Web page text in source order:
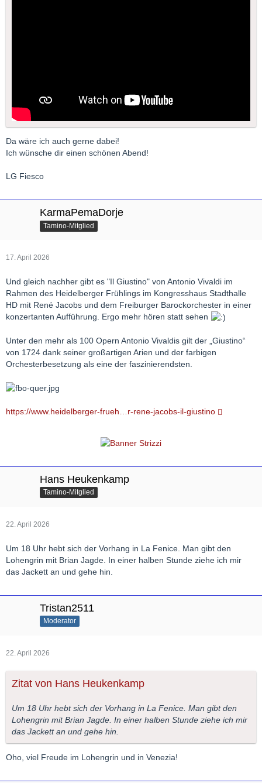
Da wäre ich auch gerne dabei!
Ich wünsche dir einen schönen Abend!
LG Fiesco
KarmaPemaDorje
Tamino-Mitglied
17. April 2026
Und gleich nachher gibt es "Il Giustino" von Antonio Vivaldi im
Rahmen des Heidelberger Frühlings im Kongresshaus Stadthalle
HD mit René Jacobs und dem Freiburger Barockorchester in einer
konzertanten Aufführung. Ergo mehr hören statt sehen
Unter den mehr als 100 Opern Antonio Vivaldis gilt der „Giustino“
von 1724 dank seiner großartigen Arien und der farbigen
Orchesterbesetzung als eine der faszinierendsten.
https://www.heidelberger-frueh…r-rene-jacobs-il-giustino
Hans Heukenkamp
Tamino-Mitglied
22. April 2026
Um 18 Uhr hebt sich der Vorhang in La Fenice. Man gibt den
Lohengrin mit Brian Jagde. In einer halben Stunde ziehe ich mir
das Jackett an und gehe hin.
Tristan2511
Moderator
22. April 2026
Zitat von Hans Heukenkamp
Um 18 Uhr hebt sich der Vorhang in La Fenice. Man gibt den
Lohengrin mit Brian Jagde. In einer halben Stunde ziehe ich mir
das Jackett an und gehe hin.
Oho, viel Freude im Lohengrin und in Venezia!